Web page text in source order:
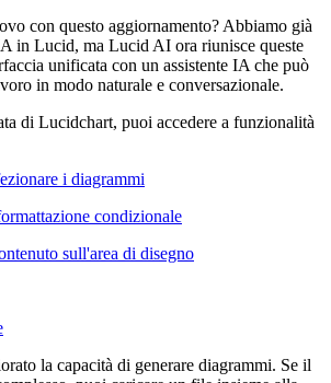
con questo aggiornamento? Abbiamo già
in Lucid, ma Lucid AI ora riunisce queste
unificata con un assistente IA che può
in modo naturale e conversazionale.
di Lucidchart, puoi accedere a funzionalità
i diagrammi
condizionale
sull'area di disegno
la capacità di generare diagrammi. Se il